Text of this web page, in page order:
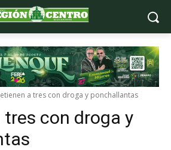
a tres con droga y ponchallantas
tres con droga y